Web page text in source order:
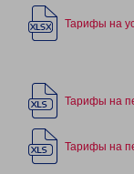
Тарифы на
Тарифы на
Тарифы на